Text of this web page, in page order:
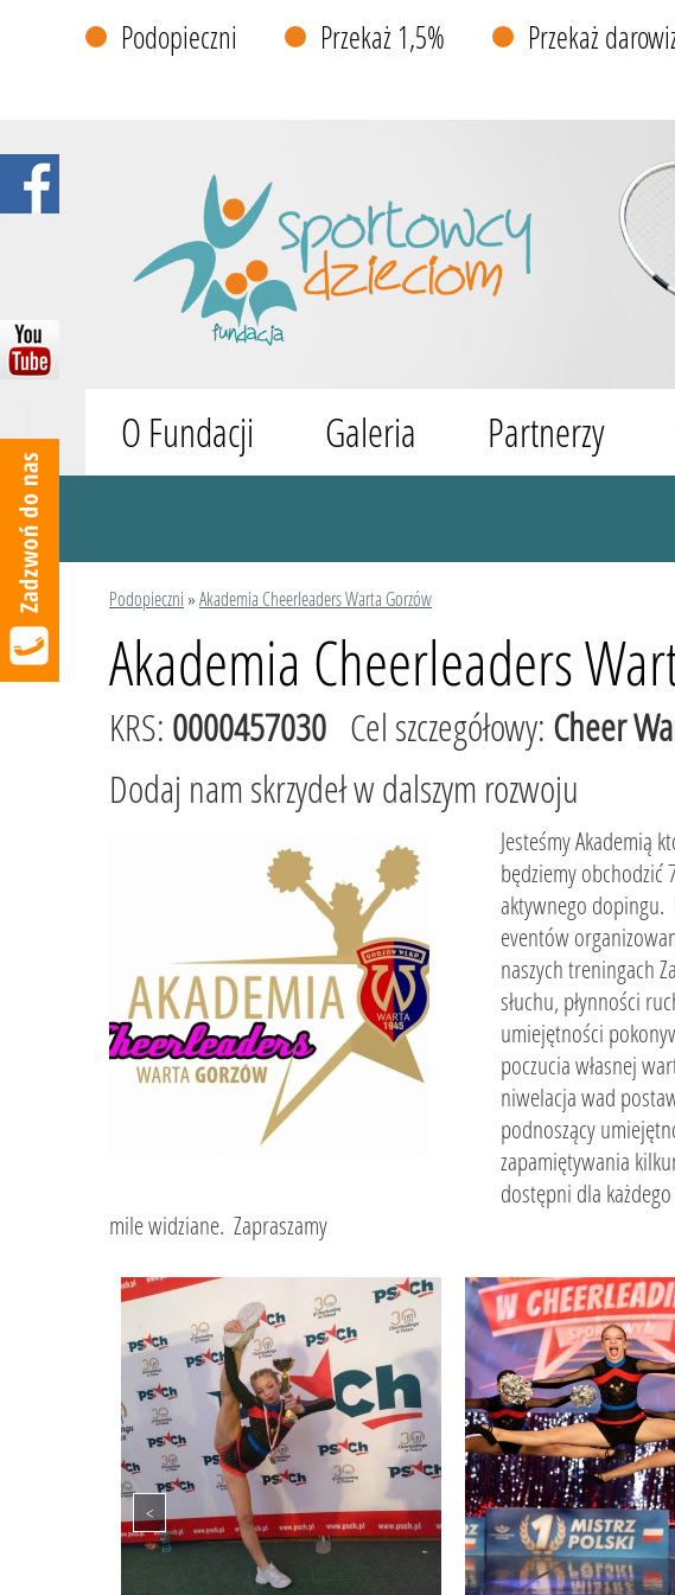
Podopieczni Przekaż 1,5% Przekaż
O Fundacji Galeria Partnerzy
Podopieczni»Akademia Cheerleaders Warta Gorzów
Akademia Cheerleaders
KRS: 0000457030 Cel szczegółowy: Cheer
Dodaj nam skrzydeł w dalszym rozwoju
Jesteśmy Akademią
będziemy obchodzić
aktywnego dopingu.
eventów
naszych treningach
słuchu, płynności
umiejętności
poczucia własnej
niwelacja wad
podnoszący
zapamiętywania
dostępni dla
mile widziane. Zapraszamy